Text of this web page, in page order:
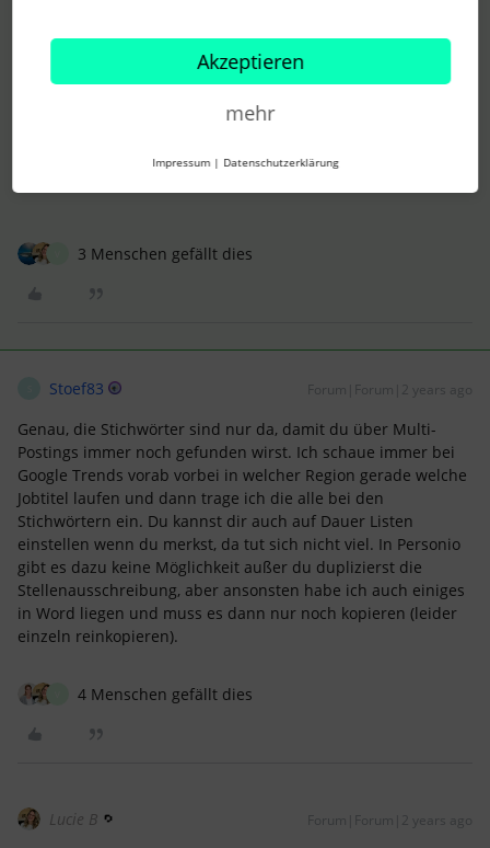
deine Stelle nicht so easy finden. Wenn du aber P&C Manager
zusätzlich vertaggst, wird deine Stelle dieser Person auch
3 Menschen gefällt dies
Stoef83 Forum|Forum|2 years ago
Genau, die Stichwörter sind nur da, damit du über Multi-
Postings immer noch gefunden wirst. Ich schaue immer bei
Google Trends vorab vorbei in welcher Region gerade welche
Jobtitel laufen und dann trage ich die alle bei den
Stichwörtern ein. Du kannst dir auch auf Dauer Listen
einstellen wenn du merkst, da tut sich nicht viel. In Personio
gibt es dazu keine Möglichkeit außer du duplizierst die
Stellenausschreibung, aber ansonsten habe ich auch einiges
in Word liegen und muss es dann nur noch kopieren (leider
einzeln reinkopieren).
4 Menschen gefällt dies
Lucie B Forum|Forum|2 years ago
Akzeptieren
mehr
Impressum | Datenschutzerklärung